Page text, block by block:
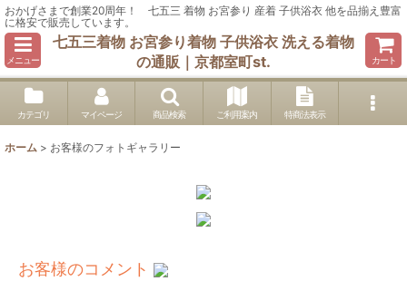
おかげさまで創業20周年！ 七五三 着物 お宮参り 産着 子供浴衣 他を品揃え豊富
に格安で販売しています。
メニュー
七五三着物 お宮参り着物 子供浴衣 洗える着物
の通販｜京都室町st.
カート
カテゴリ マイページ 商品検索 ご利用案内 特商法表示
ホーム > お客様のフォトギャラリー
お客様のコメント